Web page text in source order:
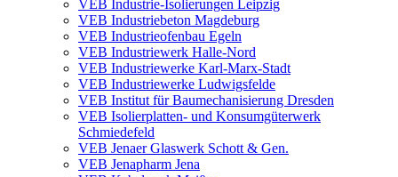
VEB Industrie-Isolierungen Leipzig
VEB Industriebeton Magdeburg
VEB Industrieofenbau Egeln
VEB Industriewerk Halle-Nord
VEB Industriewerke Karl-Marx-Stadt
VEB Industriewerke Ludwigsfelde
VEB Institut für Baumechanisierung Dresden
VEB Isolierplatten- und Konsumgüterwerk
Schmiedefeld
VEB Jenaer Glaswerk Schott & Gen.
VEB Jenapharm Jena